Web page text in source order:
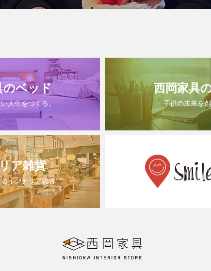
のベッド
人生をつくる。
西岡家具
子供の未来を
ア雑貨
インテリア雑貨